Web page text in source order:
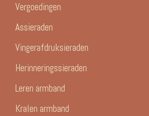
Vergoedingen
Assieraden
Vingerafdruksieraden
Herinneringssieraden
Leren armband
Kralen armband